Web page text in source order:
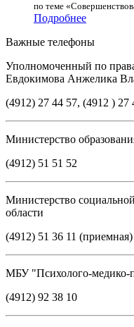
по теме
Подробнее
Важные телефоны
Уполномоченный по
Евдокимова Анжелика
(4912) 27 44 57, (4912 ) 27
Министерство
(4912) 51 51 52
Министерство
области
(4912) 51 36 11 (приемная)
МБУ "Психолого-медико-
(4912) 92 38 10